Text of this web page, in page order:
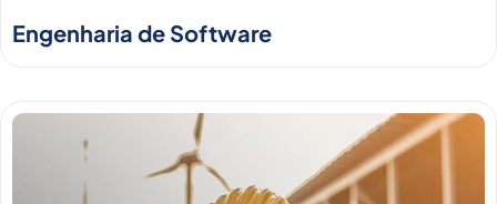
Engenharia de Software